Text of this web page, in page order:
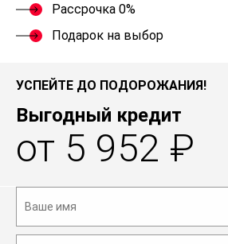
Рассрочка 0%
Подарок на выбор
УСПЕЙТЕ ДО ПОДОРОЖАНИЯ!
Выгодный кредит
от 5 952 ₽